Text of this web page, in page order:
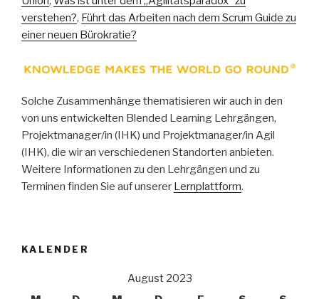
verstehen?, Führt das Arbeiten nach dem Scrum Guide zu
einer neuen Bürokratie?
Solche Zusammenhänge thematisieren wir auch in den
von uns entwickelten Blended Learning Lehrgängen,
Projektmanager/in (IHK) und Projektmanager/in Agil
(IHK), die wir an verschiedenen Standorten anbieten.
Weitere Informationen zu den Lehrgängen und zu
Terminen finden Sie auf unserer Lernplattform.
KALENDER
August 2023